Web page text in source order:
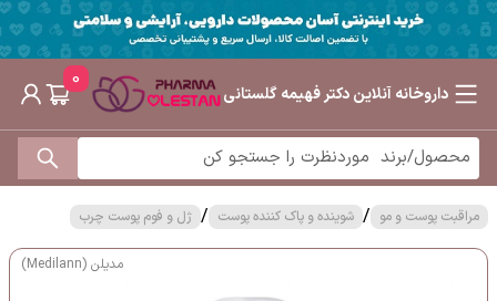
داروخانه آنلاین دکتر فهیمه گلستانی
0
مراقبت پوست و مو / شوینده و پاک کننده پوست / ژل و فوم پوست چرب
مدیلن (Medilann)